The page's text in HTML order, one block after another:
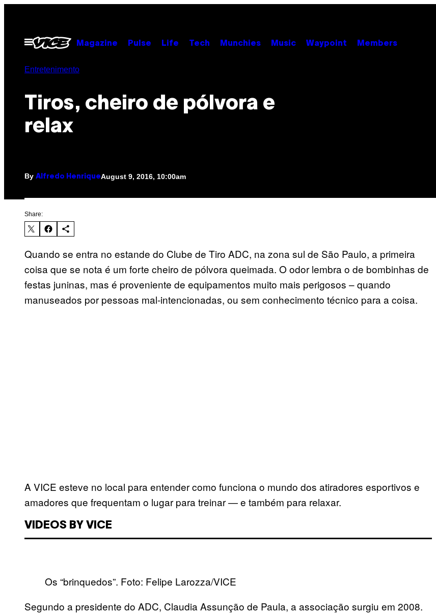
contentOpen
Menu
Magazine Pulse Life Tech Munchies Music Waypoint Members
Entretenimento
Tiros, cheiro de pólvora e
relax
By Alfredo HenriqueAugust 9, 2016, 10:00am
Share:
Quando se entra no estande do Clube de Tiro ADC, na zona sul de São Paulo, a primeira
coisa que se nota é um forte cheiro de pólvora queimada. O odor lembra o de bombinhas de
festas juninas, mas é proveniente de equipamentos muito mais perigosos – quando
manuseados por pessoas mal-intencionadas, ou sem conhecimento técnico para a coisa.
A VICE esteve no local para entender como funciona o mundo dos atiradores esportivos e
amadores que frequentam o lugar para treinar — e também para relaxar.
VIDEOS BY VICE
Os “brinquedos”. Foto: Felipe Larozza/VICE
Segundo a presidente do ADC, Claudia Assunção de Paula, a associação surgiu em 2008.